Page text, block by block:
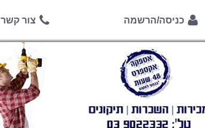
כניסה/הרשמה צור קשר